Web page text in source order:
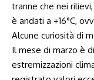
tranne che nei
è andati a +16°C,
Alcune curiosità di
Il mese di marzo è
estremizzazioni